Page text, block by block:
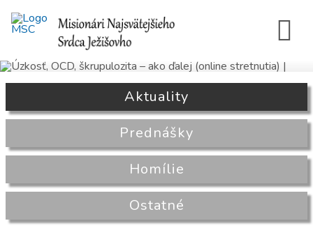
Aktuality
Prednášky
Homílie
Ostatné